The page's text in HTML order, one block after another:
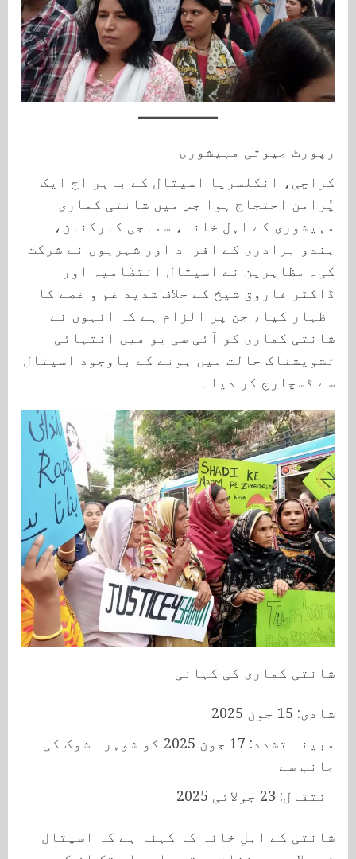
رپورٹ جیوتی مہیشوری
کراچی، انکلسریا اسپتال کے باہر آج ایک
پُرامن احتجاج ہوا جس میں شانتی کماری
مہیشوری کے اہلِ خانہ، سماجی کارکنان،
ہندو برادری کے افراد اور شہریوں نے شرکت
کی۔ مظاہرین نے اسپتال انتظامیہ اور
ڈاکٹر فاروق شیخ کے خلاف شدید غم و غصے کا
اظہار کیا، جن پر الزام ہے کہ انہوں نے
شانتی کماری کو آئی سی یو میں انتہائی
تشویشناک حالت میں ہونے کے باوجود اسپتال
سے ڈسچارج کر دیا۔
شانتی کماری کی کہانی
شادی: 15 جون 2025
مبینہ تشدد: 17 جون 2025 کو شوہر اشوک کی
جانب سے
انتقال: 23 جولائی 2025
شانتی کے اہلِ خانہ کا کہنا ہے کہ اسپتال